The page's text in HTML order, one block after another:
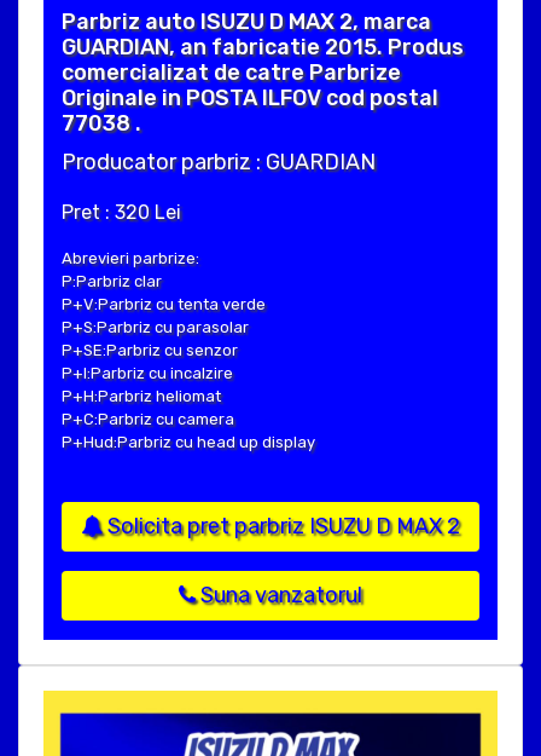
Parbriz auto ISUZU D MAX 2, marca
GUARDIAN, an fabricatie 2015. Produs
comercializat de catre Parbrize
Originale in POSTA ILFOV cod postal
77038 .
Producator parbriz : GUARDIAN
Pret : 320 Lei
Abrevieri parbrize:
P:Parbriz clar
P+V:Parbriz cu tenta verde
P+S:Parbriz cu parasolar
P+SE:Parbriz cu senzor
P+I:Parbriz cu incalzire
P+H:Parbriz heliomat
P+C:Parbriz cu camera
P+Hud:Parbriz cu head up display
Solicita pret parbriz ISUZU D MAX 2
Suna vanzatorul